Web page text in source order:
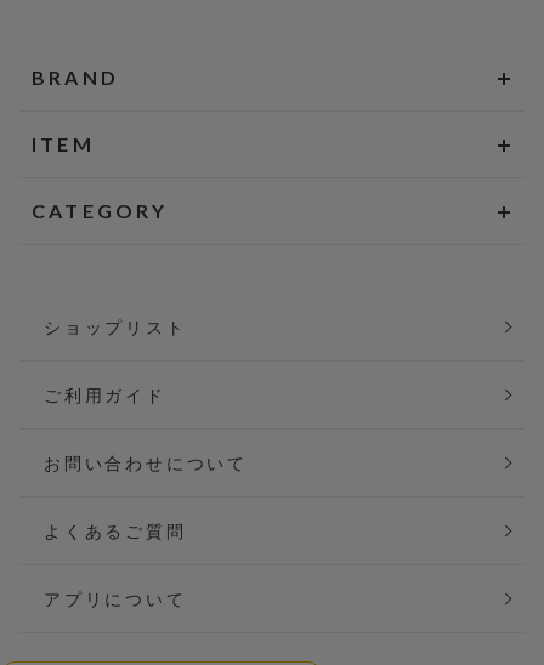
BRAND
ITEM
CATEGORY
ショップリスト
ご利用ガイド
お問い合わせについて
よくあるご質問
アプリについて